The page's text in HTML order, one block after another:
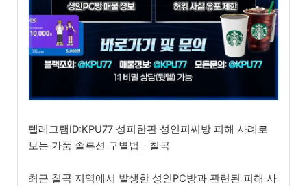
텔레그램ID:KPU77 성피한판 성인피씨방 피해 사례로
보는 가품 솔루션 구별법 - 칠곡
최근 칠곡 지역에서 발생한 성인PC방과 관련된 피해 사